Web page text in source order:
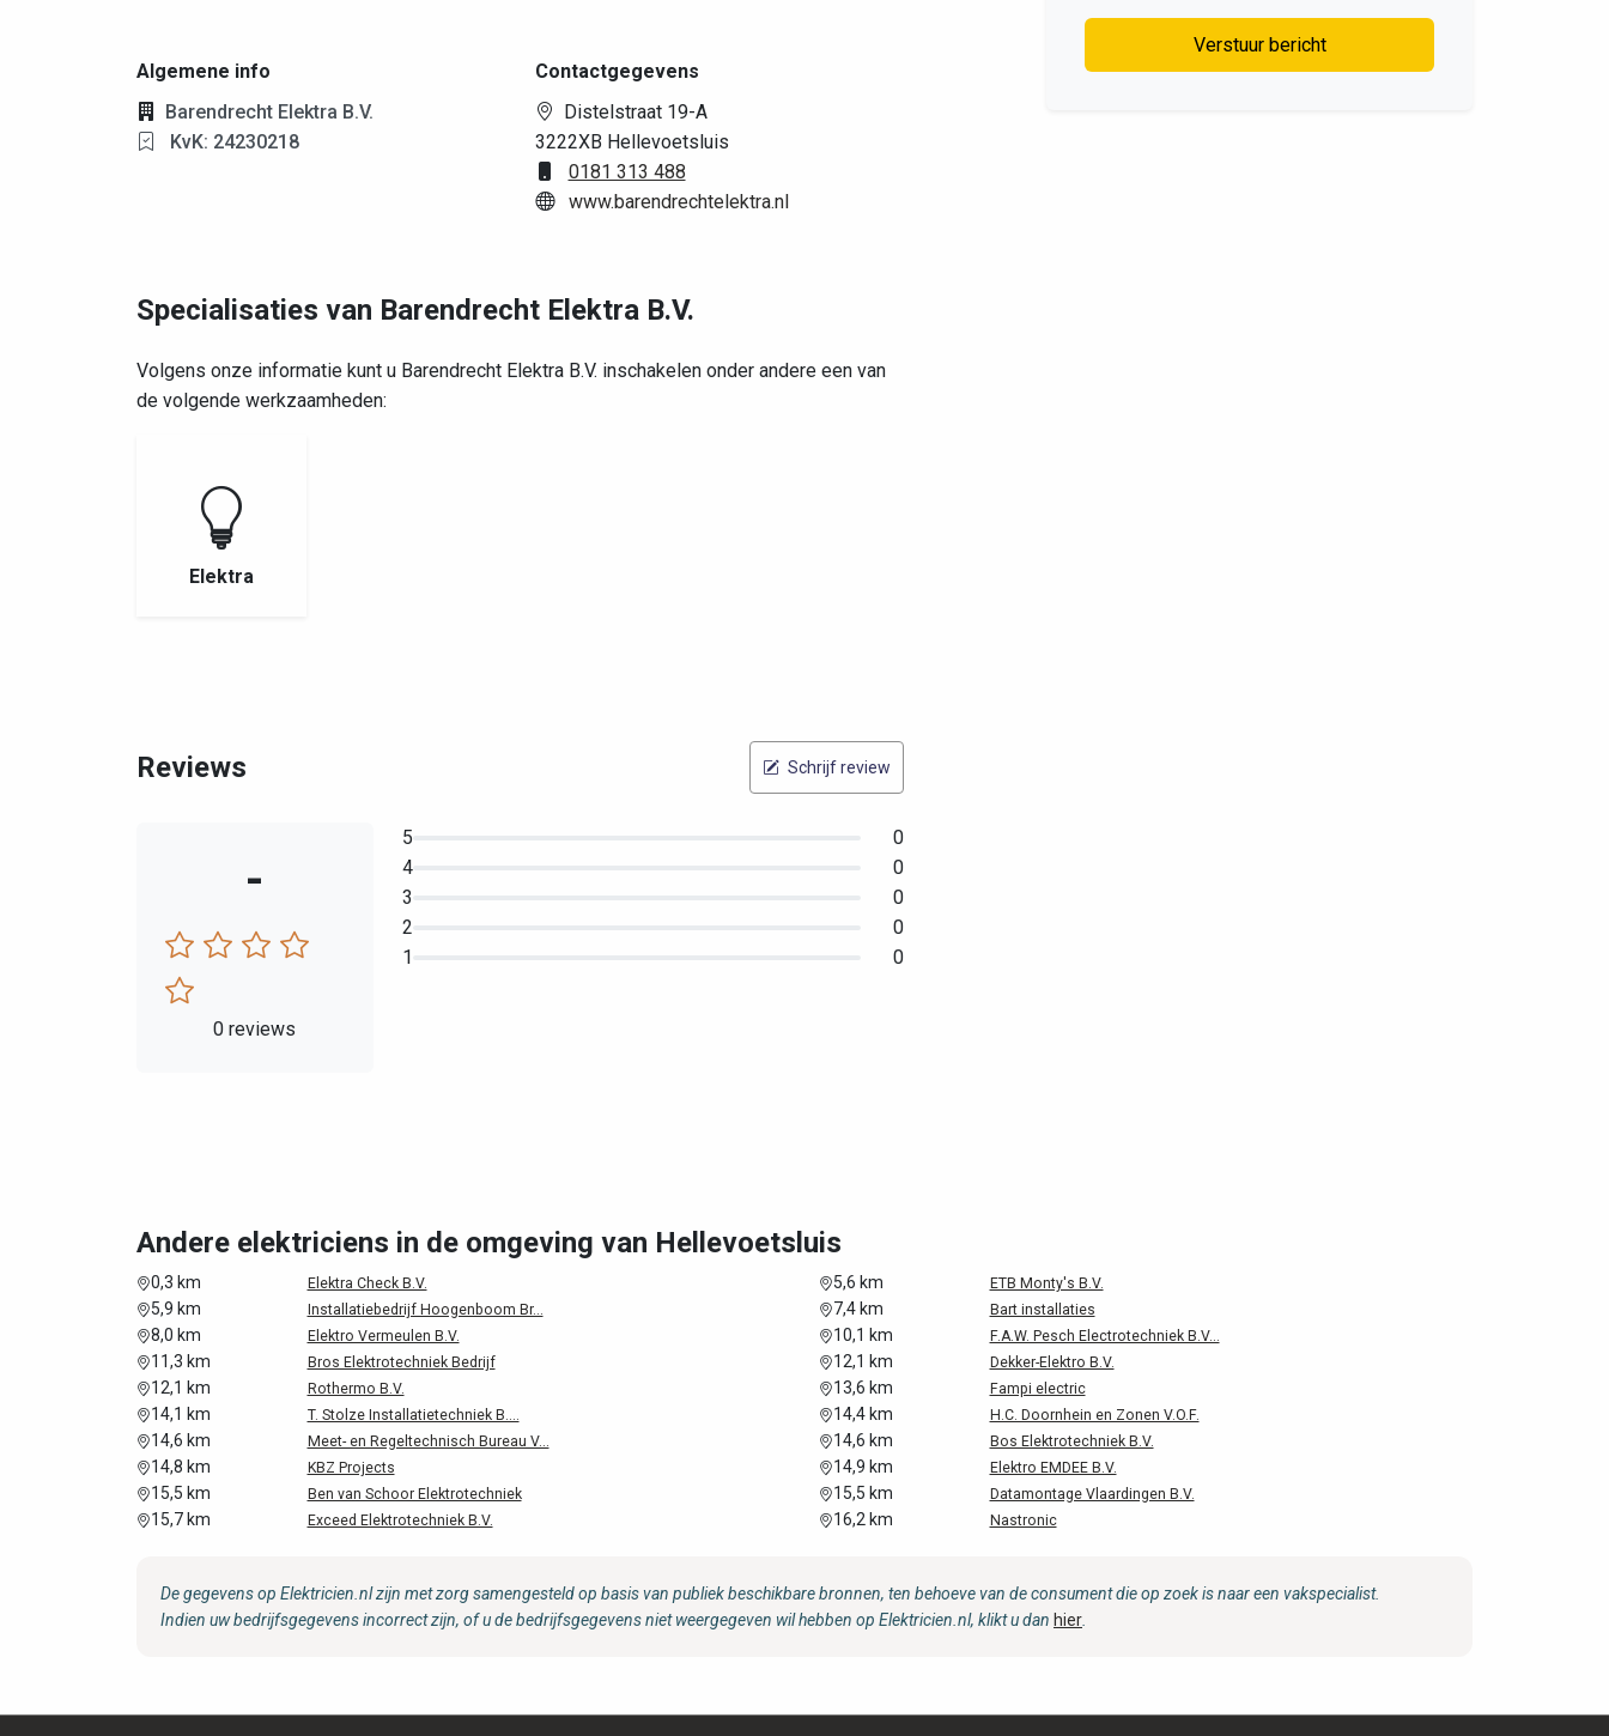
Algemene info
Barendrecht Elektra B.V.
KvK: 24230218
Contactgegevens
Distelstraat 19-A
3222XB Hellevoetsluis
0181 313 488
www.barendrechtelektra.nl
Specialisaties van Barendrecht Elektra B.V.
Volgens onze informatie kunt u Barendrecht Elektra B.V. inschakelen onder andere een van
de volgende werkzaamheden:
Elektra
Reviews Schrijf review
-
0 reviews
5
0
4
0
3
0
2
0
1
0
Verstuur bericht
Andere elektriciens in de omgeving van Hellevoetsluis
0,3 km Elektra Check B.V. 5,6 km ETB Monty's B.V.
5,9 km Installatiebedrijf Hoogenboom Br... 7,4 km Bart installaties
8,0 km Elektro Vermeulen B.V. 10,1 km F.A.W. Pesch Electrotechniek B.V...
11,3 km Bros Elektrotechniek Bedrijf 12,1 km Dekker-Elektro B.V.
12,1 km Rothermo B.V. 13,6 km Fampi electric
14,1 km T. Stolze Installatietechniek B.... 14,4 km H.C. Doornhein en Zonen V.O.F.
14,6 km Meet- en Regeltechnisch Bureau V... 14,6 km Bos Elektrotechniek B.V.
14,8 km KBZ Projects 14,9 km Elektro EMDEE B.V.
15,5 km Ben van Schoor Elektrotechniek 15,5 km Datamontage Vlaardingen B.V.
15,7 km Exceed Elektrotechniek B.V. 16,2 km Nastronic
De gegevens op Elektricien.nl zijn met zorg samengesteld op basis van publiek beschikbare bronnen, ten behoeve van de consument die op zoek is naar een vakspecialist.
Indien uw bedrijfsgegevens incorrect zijn, of u de bedrijfsgegevens niet weergegeven wil hebben op Elektricien.nl, klikt u dan hier